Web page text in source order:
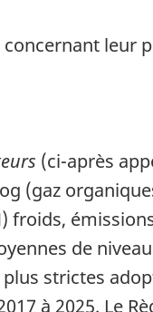
leur
(ci-après
(gaz
de
strictes
à 2025. Le